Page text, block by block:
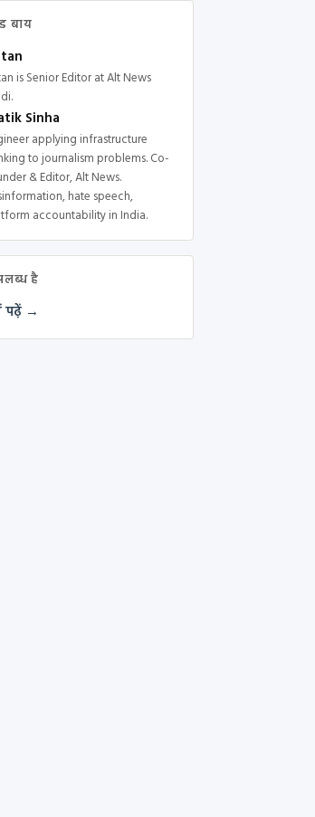
बाय
is Senior Editor at Alt News
Sinha
applying infrastructure
to journalism problems. Co-
& Editor, Alt News.
hate speech,
accountability in India.
है
पढ़ें →